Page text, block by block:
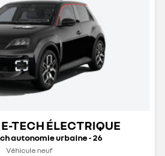
TECH ÉLECTRIQUE
autonomie urbaine - 26
Véhicule neuf